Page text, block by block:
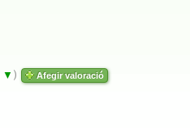
▼ ) Afegir valoració